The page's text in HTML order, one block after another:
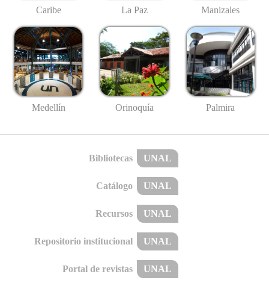
Caribe La Paz Manizales
Medellín Orinoquía Palmira
Bibliotecas UNAL
Catálogo UNAL
Recursos UNAL
Repositorio institucional UNAL
Portal de revistas UNAL